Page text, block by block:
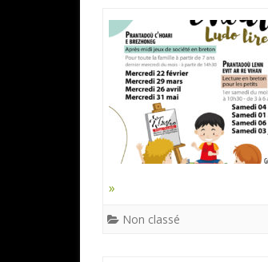
»
Non classé